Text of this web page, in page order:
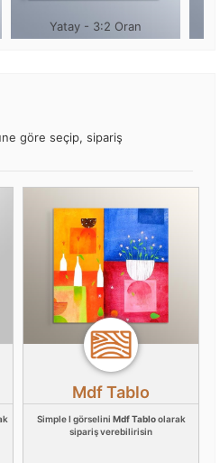
Yatay - 3:2 Oran
göre seçip, sipariş
Mdf Tablo
Simple I görselini Mdf Tabloolarak
sipariş verebilirisin